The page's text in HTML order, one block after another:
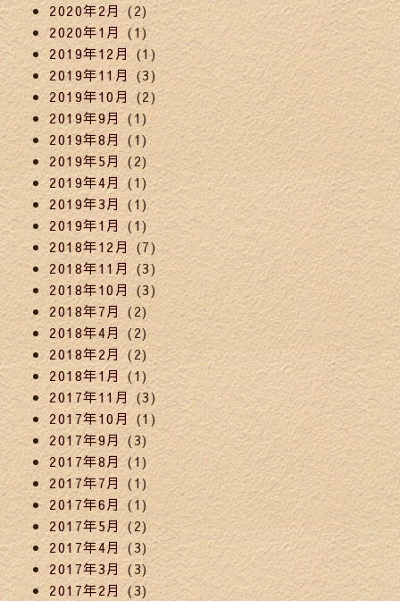
2020年2月 (2)
2020年1月 (1)
2019年12月(1)
2019年11月(3)
2019年10月 (2)
2019年9月(1)
2019年8月(1)
2019年5月 (2)
2019年4月 (1)
2019年3月 (1)
2019年1月 (1)
2018年12月(7)
2018年11月 (3)
2018年10月(3)
2018年7月(2)
2018年4月(2)
2018年2月(2)
2018年1月 (1)
2017年11月 (3)
2017年10月(1)
2017年9月(3)
2017年8月(1)
2017年7月 (1)
2017年6月 (1)
2017年5月 (2)
2017年4月 (3)
2017年3月 (3)
2017年2月 (3)